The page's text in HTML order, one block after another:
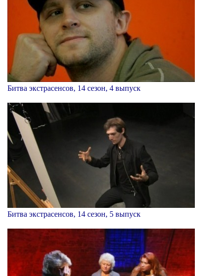
Битва экстрасенсов, 14 сезон, 4 выпуск
Битва экстрасенсов, 14 сезон, 5 выпуск